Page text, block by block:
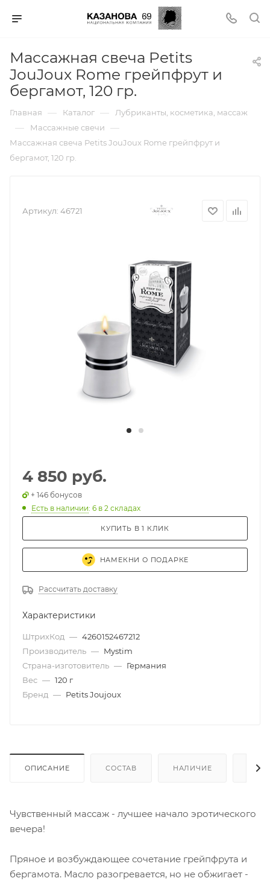
Массажная свеча Petits
JouJoux Rome грейпфрут и
бергамот, 120 гр.
Главная — Каталог — Лубриканты, косметика, массаж
— Массажные свечи —
Массажная свеча Petits JouJoux Rome грейпфрут и
бергамот, 120 гр.
Артикул: 46721
4 850 руб.
+ 146 бонусов
Есть в наличии: 6 в 2 складах
КУПИТЬ В 1 КЛИК
НАМЕКНИ О ПОДАРКЕ
Рассчитать доставку
Характеристики
ШтрихКод — 4260152467212
Производитель — Mystim
Страна-изготовитель — Германия
Вес — 120 г
Бренд — Petits Joujoux
ОПИСАНИЕ СОСТАВ НАЛИЧИЕ КАК
Чувственный массаж - лучшее начало эротического
вечера!
Пряное и возбуждающее сочетание грейпфрута и
бергамота. Масло разогревается, но не обжигает -